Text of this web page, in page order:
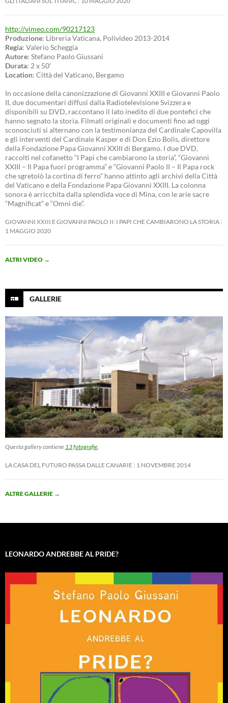
http://vimeo.com/90217123
Produzione: Libreria Vaticana, Polivideo 2013-2014
Regia: Valerio Scheggia
Autore: Stefano Paolo Giussani
Durata: 2 x 50′
Location: Città del Vaticano, Bergamo
In occasione della canonizzazione di Giovanni XXIII e Giovanni Paolo
II, due documentari diffusi dalla Radiotelevisione Svizzera e
disponibili su DVD, raccontano il lato inedito di due pontefici che
hanno segnato la storia. Filmati originali e documenti fino ad oggi
sconosciuti si alternano con la testimonianza del Cardinale Capovilla
e gli interventi del Cardinale Kasper e di Don Ezio Bolis, direttore
della Fondazione Papa Giovanni XXIII di Bergamo. I due DVD,
raccolti nel cofanetto “I Papi che cambiarono la storia”, “Giovanni
XXIII – Il Papa fuori programma” e “Giovanni Paolo II – Il Papa rock
che sgretolò la cortina di ferro” hanno attinto agli archivi della Città
del Vaticano e della Fondazione Papa Giovanni XXIII. La colonna
sonora è arricchita dalla splendida voce di Mina, con le arie sacre
“Magnificat” e “Omni die”.
GIOVANNI XXIII E GIOVANNI PAOLO II: I PAPI CHE CAMBIARONO LA STORIA
1 MAGGIO 2020
ALTRI VIDEO →
GALLERIE
Questa gallery contiene 13 fotografie
LA CASA DEL FUTURO PASSA DALLE CANARIE 1 NOVEMBRE 2014
ALTRE GALLERIE →
LEONARDO ANDREBBE AL PRIDE?